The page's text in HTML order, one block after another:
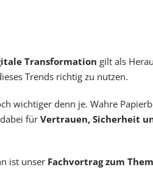
Transformation gilt als
Trends richtig zu nutzen.
wichtiger denn je. Wahre
für Vertrauen, Sicherheit
ist unser Fachvortrag zum